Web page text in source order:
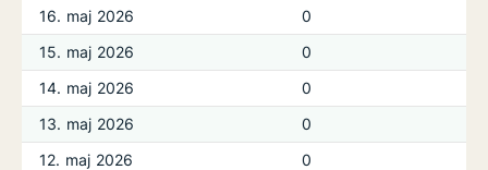
16. maj 2026
0
15. maj 2026
0
14. maj 2026
0
13. maj 2026
0
12. maj 2026
0